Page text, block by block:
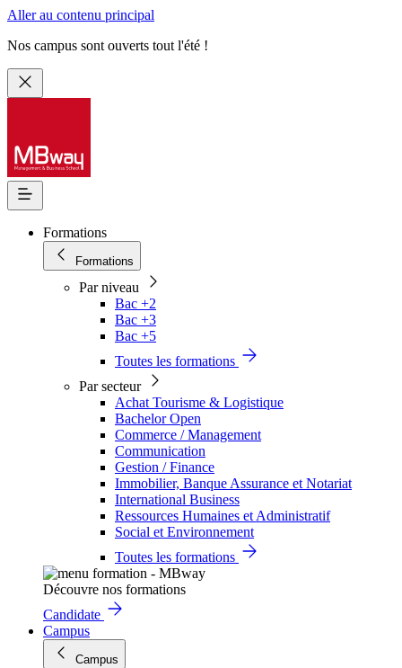
Aller au contenu principal
Nos campus sont ouverts tout l'été !
Formations
Formations
Par niveau
Bac +2
Bac +3
Bac +5
Toutes les formations
Par secteur
Achat Tourisme & Logistique
Bachelor Open
Commerce / Management
Communication
Gestion / Finance
Immobilier, Banque Assurance et Notariat
International Business
Ressources Humaines et Administratif
Social et Environnement
Toutes les formations
Découvre nos formations
Candidate
Campus
Campus